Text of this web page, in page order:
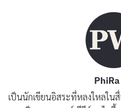
เงียบขรึม และมีเสน่ห์แบบชา
การได้เห็นเขาใช้กำลังจัดการ
วันเบื่อ แม้ว่าในนวนิยายเราจะ
Reacher ผ่านการบรรยาย แต่
สื่อสารสิ่งนั้นผ่านการแสดงได้อ
เป็นนักเขียนอิสระที่หลงใหลใ